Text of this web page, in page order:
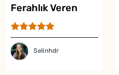
Ferahlık Veren
Buzlu Salata Tarifi
Selinhdr